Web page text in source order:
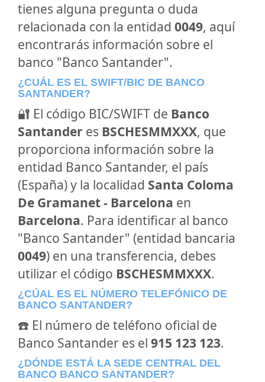
tienes alguna pregunta o duda
relacionada con la entidad 0049, aquí
encontrarás información sobre el
banco "Banco Santander".
¿CUÁL ES EL SWIFT/BIC DE BANCO
SANTANDER?
🔐 El código BIC/SWIFT de Banco
Santander es BSCHESMMXXX, que
proporciona información sobre la
entidad Banco Santander, el país
(España) y la localidad Santa Coloma
De Gramanet - Barcelona en
Barcelona. Para identificar al banco
"Banco Santander" (entidad bancaria
0049) en una transferencia, debes
utilizar el código BSCHESMMXXX.
¿CÚAL ES EL NÚMERO TELEFÓNICO DE
BANCO SANTANDER?
☎️ El número de teléfono oficial de
Banco Santander es el 915 123 123.
¿DÓNDE ESTÁ LA SEDE CENTRAL DEL
BANCO BANCO SANTANDER?